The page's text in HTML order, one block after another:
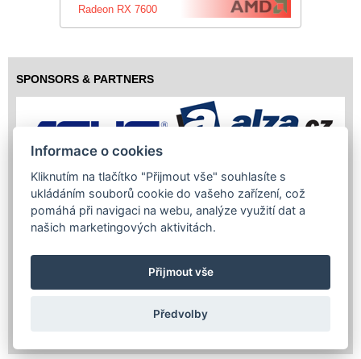
Radeon RX 7600
SPONSORS & PARTNERS
Copyright (c) 2026 InfoTrade Powered by ASP.NET & MS SQL
Informace o cookies
Kliknutím na tlačítko "Přijmout vše" souhlasíte s
ukládáním souborů cookie do vašeho zařízení, což
pomáhá při navigaci na webu, analýze využití dat a
našich marketingových aktivitách.
Přijmout vše
Předvolby